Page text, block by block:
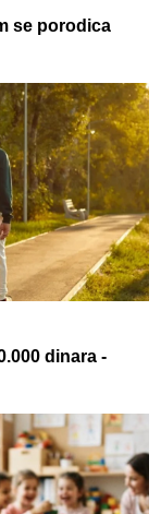
se porodica
dinara -